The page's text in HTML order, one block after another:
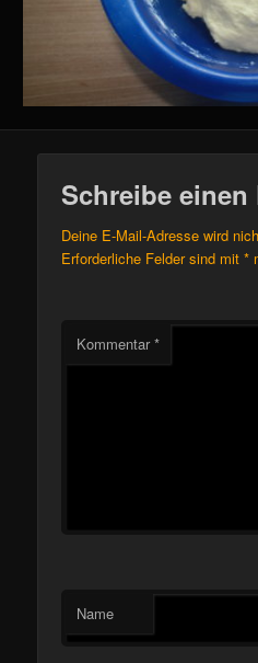
Schreibe einen
Deine E-Mail-Adresse wird
Erforderliche Felder sind mit*
Kommentar*
Name